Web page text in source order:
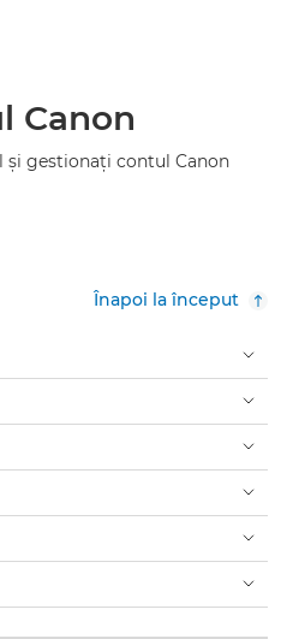
Canon
şi gestionaţi contul Canon
Înapoi la început